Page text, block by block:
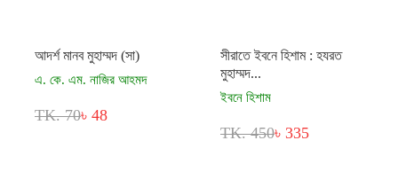
আদর্শ মানব মুহাম্মদ (সা)
এ. কে. এম. নাজির আহমদ
TK. 70৳ 48
সীরাতে ইবনে হিশাম : হযরত
মুহাম্মদ...
ইবনে হিশাম
TK. 450৳ 335